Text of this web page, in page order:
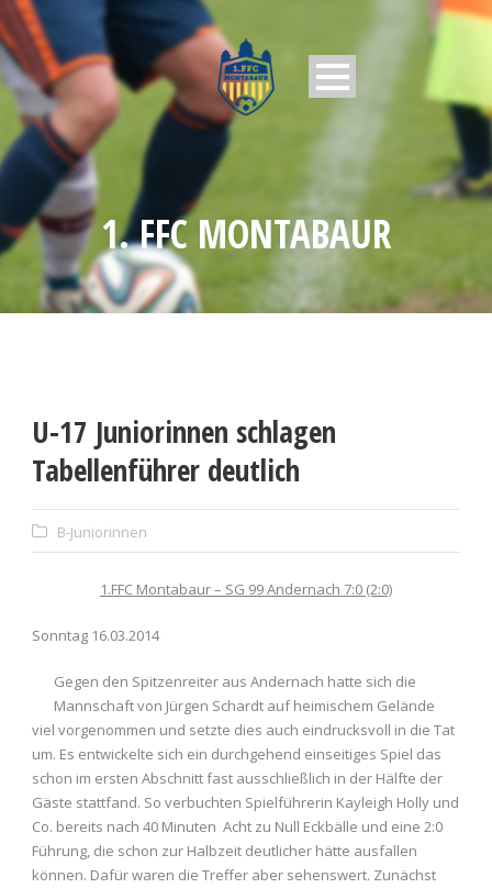
1. FFC MONTABAUR
U-17 Juniorinnen schlagen
Tabellenführer deutlich
B-Juniorinnen
1.FFC Montabaur – SG 99 Andernach 7:0 (2:0)
Sonntag 16.03.2014
Gegen den Spitzenreiter aus Andernach hatte sich die
Mannschaft von Jürgen Schardt auf heimischem Gelände
viel vorgenommen und setzte dies auch eindrucksvoll in die Tat
um. Es entwickelte sich ein durchgehend einseitiges Spiel das
schon im ersten Abschnitt fast ausschließlich in der Hälfte der
Gäste stattfand. So verbuchten Spielführerin Kayleigh Holly und
Co. bereits nach 40 Minuten Acht zu Null Eckbälle und eine 2:0
Führung, die schon zur Halbzeit deutlicher hätte ausfallen
können. Dafür waren die Treffer aber sehenswert. Zunächst